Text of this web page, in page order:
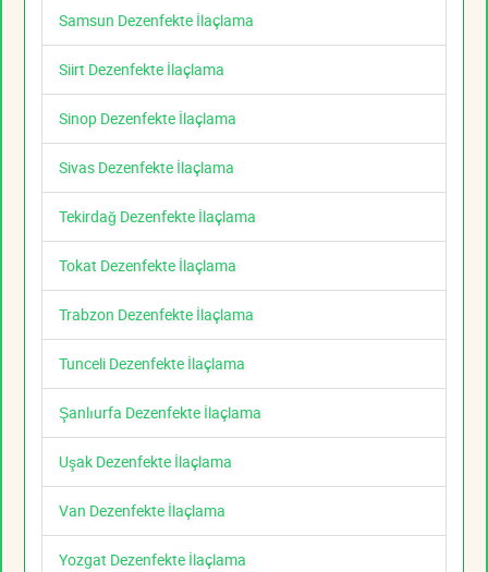
Samsun Dezenfekte İlaçlama
Siirt Dezenfekte İlaçlama
Sinop Dezenfekte İlaçlama
Sivas Dezenfekte İlaçlama
Tekirdağ Dezenfekte İlaçlama
Tokat Dezenfekte İlaçlama
Trabzon Dezenfekte İlaçlama
Tunceli Dezenfekte İlaçlama
Şanlıurfa Dezenfekte İlaçlama
Uşak Dezenfekte İlaçlama
Van Dezenfekte İlaçlama
Yozgat Dezenfekte İlaçlama